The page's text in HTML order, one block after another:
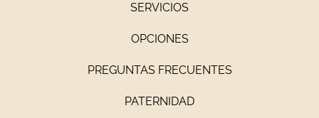
SERVICIOS
OPCIONES
PREGUNTAS FRECUENTES
PATERNIDAD